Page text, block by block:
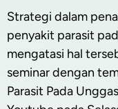
Strategi dalam
penyakit parasit
mengatasi hal
seminar dengan
Parasit Pada